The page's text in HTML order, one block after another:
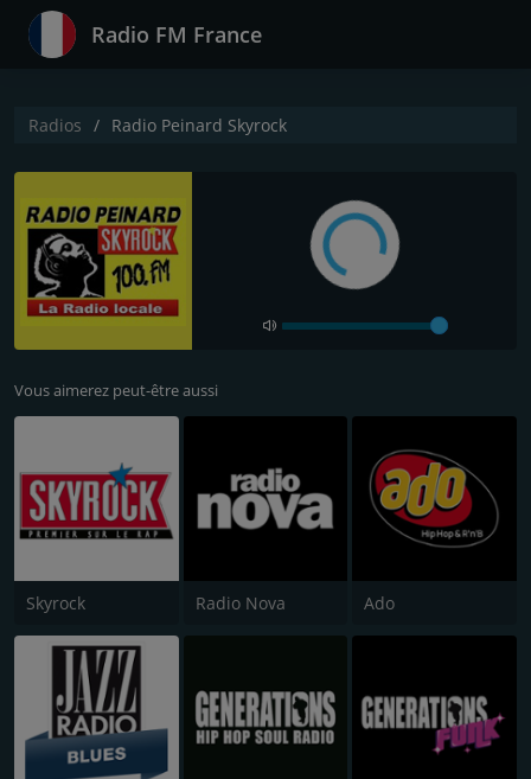
Radio FM France
Radios Radio Peinard Skyrock
Vous aimerez peut-être aussi
Skyrock Radio Nova Ado